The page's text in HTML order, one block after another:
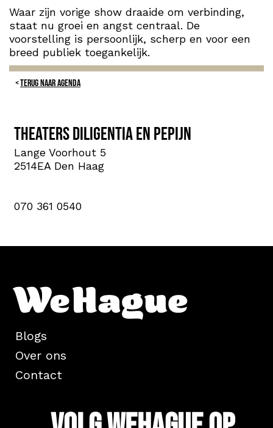
Waar zijn vorige show draaide om verbinding,
staat nu groei en angst centraal. De
voorstelling is persoonlijk, scherp en voor een
breed publiek toegankelijk.
TERUG NAAR AGENDA
Theaters Diligentia en PePijn
Lange Voorhout 5
2514EA Den Haag
070 361 0540
Blogs
Over ons
Contact